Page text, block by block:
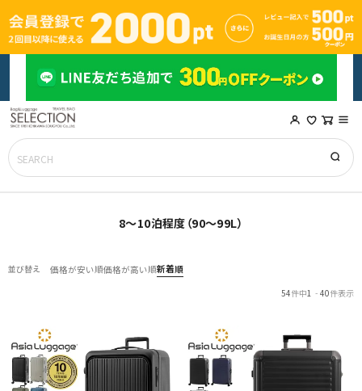
8～10泊程度（90～99L）
並び替え 価格が安い順価格が高い順新着順
54件中1 - 40件表示